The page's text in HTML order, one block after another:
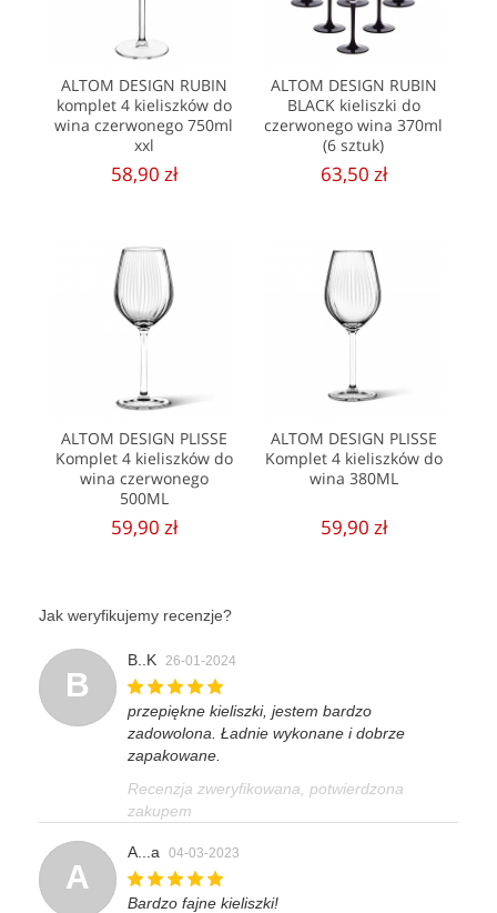
ALTOM DESIGN RUBIN
komplet 4 kieliszków do
wina czerwonego 750ml
xxl
58,90 zł
ALTOM DESIGN RUBIN
BLACK kieliszki do
czerwonego wina 370ml
(6 sztuk)
63,50 zł
ALTOM DESIGN PLISSE
Komplet 4 kieliszków do
wina czerwonego
500ML
59,90 zł
ALTOM DESIGN PLISSE
Komplet 4 kieliszków do
wina 380ML
59,90 zł
Jak weryfikujemy recenzje?
B
B..K 26-01-2024
przepiękne kieliszki, jestem bardzo
zadowolona. Ładnie wykonane i dobrze
zapakowane.
Recenzja zweryfikowana, potwierdzona
zakupem
A
A...a 04-03-2023
Bardzo fajne kieliszki!